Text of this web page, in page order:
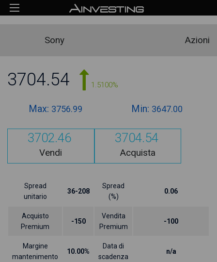
Sony Azioni
3704.54 1.5100%
Max: 3756.99 Min: 3647.00
3702.46
Vendi
3704.54
Acquista
Spread
unitario
36-208
Spread
(%)
0.06
Acquisto
Premium
-150
Vendita
Premium
-100
Margine
mantenimento
10.00%
Data di
scadenza
n/a